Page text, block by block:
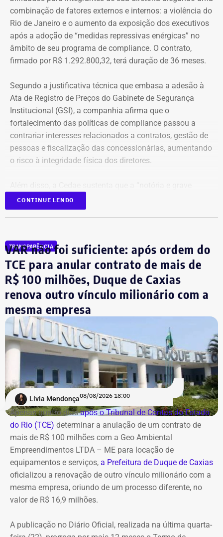
combinação de fatores externos e internos: a violência do
Rio de Janeiro e o aumento da exposição dos executivos
após a adoção de “medidas repressivas enérgicas” no
âmbito de seu programa de compliance. O contrato,
firmado por R$ 1.292.800,32, terá duração de 36 meses.
Segundo a justificativa técnica que embasa a adesão à
Ata de Registro de Preços do Gabinete de Segurança
Institucional (GSI), a companhia afirma que o
fortalecimento das políticas de compliance passou a
contrariar interesses relacionados a contratos, gestão de
pessoas e fiscalização das concessionárias, aumentando
o risco à integridade física dos diretores.
insegurança pública” no estado, especialmente no
município do Rio de Janeiro e na Baixada Fluminense,
Compliance e violência como
justificativa
A estatal afirma que a adoção de medidas mais rígidas
de governança levou à implementação de ações voltadas
ao combate de práticas consideradas lesivas aos
interesses da companhia. Segundo o documento, esse
cenário expõe os diretores a potenciais represálias,
tornando necessária a utilização de veículos blindados.
A contratação ocorre em meio ao endurecimento das
ações de compliance da companhia, que recentemente
reforçou auditorias internas em parceria com o GSI e a
Casa Civil.
A empresa também destaca que não possui SUVs
blindados em sua frota própria, razão pela qual optou
pela locação dos veículos por meio de adesão à ata do
GSI.
Os veículos serão destinados exclusivamente aos
Suprimentos (DSU) e Segurança e Governança (DSG). O
contrato foi firmado com a empresa Rei dos Blindados
CONTINUE LENDO
TRANSPARÊNCIA
VAR não foi suficiente: após ordem do
TCE para anular contrato de mais de
R$ 100 milhões, Duque de Caxias
renova outro vínculo milionário com a
mesma empresa
Lívia Mendonça08/08/2026 18:00
Apenas quatro diasapós o Tribunal de Contas do Estado
do Rio (TCE) determinar a anulação de um contrato de
mais de R$ 100 milhões com a Geo Ambiental
Empreendimentos LTDA – ME para locação de
equipamentos e serviços, a Prefeitura de Duque de Caxias
oficializou a renovação de outro vínculo milionário com a
mesma empresa, oriundo de um processo diferente, no
valor de R$ 16,9 milhões.
A publicação no Diário Oficial, realizada na última quarta-